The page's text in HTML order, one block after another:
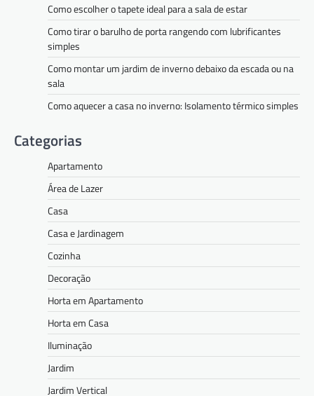
Como escolher o tapete ideal para a sala de estar
Como tirar o barulho de porta rangendo com lubrificantes
simples
Como montar um jardim de inverno debaixo da escada ou na
sala
Como aquecer a casa no inverno: Isolamento térmico simples
Categorias
Apartamento
Área de Lazer
Casa
Casa e Jardinagem
Cozinha
Decoração
Horta em Apartamento
Horta em Casa
Iluminação
Jardim
Jardim Vertical